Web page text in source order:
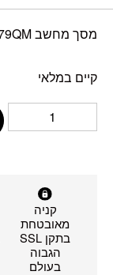
מסך מחשב Asus VG279QM ‏27 ‏אינטץ’ Full HD
קיים במלאי
קניה
מאובטחת
בתקן SSL
הגבוה
בעולם